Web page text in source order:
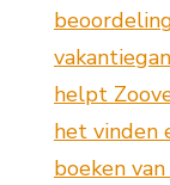
helpt
het vinden
boeken